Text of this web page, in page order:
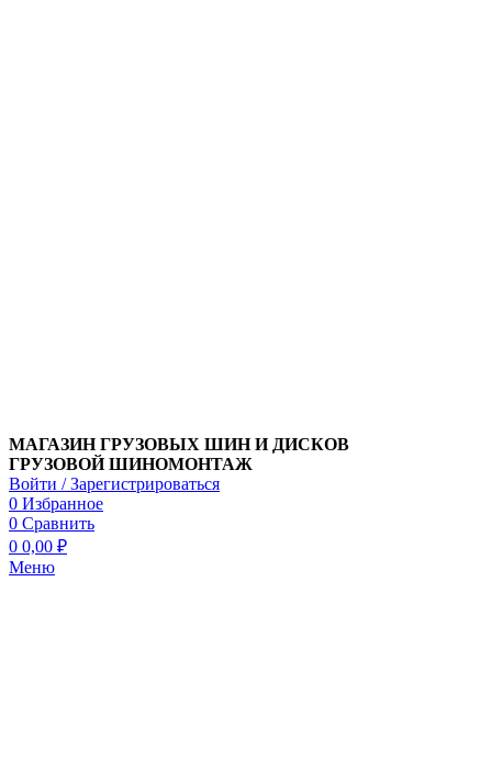
МАГАЗИН ГРУЗОВЫХ ШИН И ДИСКОВ
ГРУЗОВОЙ ШИНОМОНТАЖ
Войти / Зарегистрироваться
0 Избранное
0 Сравнить
0 0,00 ₽
Меню